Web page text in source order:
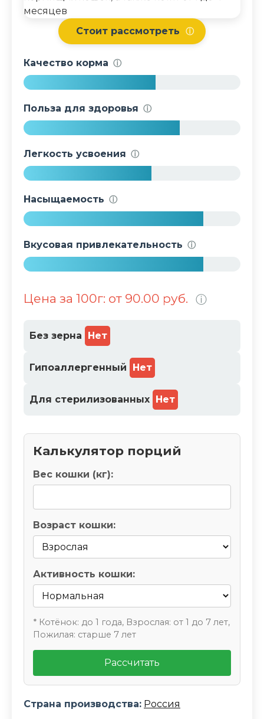
Стоит рассмотреть ⓘ
Качество корма ⓘ
Польза для здоровья ⓘ
Легкость усвоения ⓘ
Насыщаемость ⓘ
Вкусовая привлекательность ⓘ
Цена за 100г: от 90.00 руб. ⓘ
Без зерна Нет
Гипоаллергенный Нет
Для стерилизованных Нет
Калькулятор порций
Вес кошки (кг):
Возраст кошки:
Активность кошки:
* Котёнок: до 1 года, Взрослая: от 1 до 7 лет,
Пожилая: старше 7 лет
Рассчитать
Страна производства: Россия